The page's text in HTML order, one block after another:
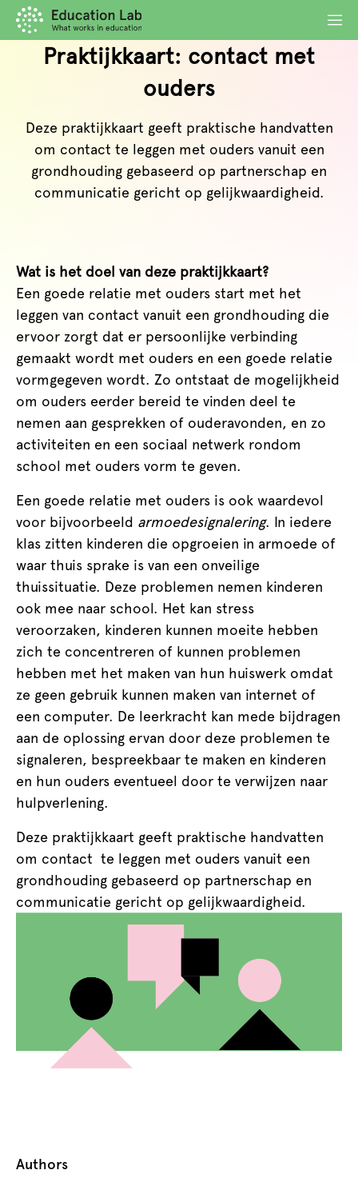
Praktijkkaart: contact met
ouders
Deze praktijkkaart geeft praktische handvatten
om contact te leggen met ouders vanuit een
grondhouding gebaseerd op partnerschap en
communicatie gericht op gelijkwaardigheid.
Wat is het doel van deze praktijkkaart?
Een goede relatie met ouders start met het
leggen van contact vanuit een grondhouding die
ervoor zorgt dat er persoonlijke verbinding
gemaakt wordt met ouders en een goede relatie
vormgegeven wordt. Zo ontstaat de mogelijkheid
om ouders eerder bereid te vinden deel te
nemen aan gesprekken of ouderavonden, en zo
activiteiten en een sociaal netwerk rondom
school met ouders vorm te geven.
Een goede relatie met ouders is ook waardevol
voor bijvoorbeeld armoedesignalering. In iedere
klas zitten kinderen die opgroeien in armoede of
waar thuis sprake is van een onveilige
thuissituatie. Deze problemen nemen kinderen
ook mee naar school. Het kan stress
veroorzaken, kinderen kunnen moeite hebben
zich te concentreren of kunnen problemen
hebben met het maken van hun huiswerk omdat
ze geen gebruik kunnen maken van internet of
een computer. De leerkracht kan mede bijdragen
aan de oplossing ervan door deze problemen te
signaleren, bespreekbaar te maken en kinderen
en hun ouders eventueel door te verwijzen naar
hulpverlening.
Deze praktijkkaart geeft praktische handvatten
om contact te leggen met ouders vanuit een
grondhouding gebaseerd op partnerschap en
communicatie gericht op gelijkwaardigheid.
Authors